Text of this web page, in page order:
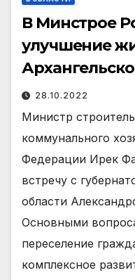
В Минстрое
улучшение
28.10.2022
Министр
коммунального
Федерации Ирек
встречу с
области
Основными
переселение
комплексное